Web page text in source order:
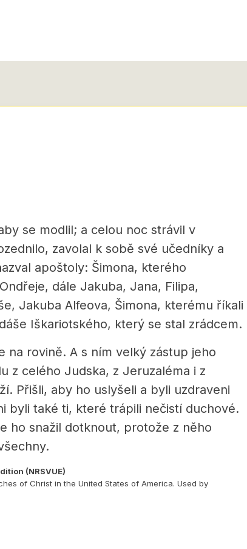
se modlil; a celou noc strávil v
zavolal k sobě své učedníky a
apoštoly: Šimona, kterého
dále Jakuba, Jana, Filipa,
Jakuba Alfeova, Šimona, kterému říkali
Iškariotského, který se stal zrádcem.
na rovině. A s ním velký zástup jeho
z celého Judska, z Jeruzaléma i z
Přišli, aby ho uslyšeli a byli uzdraveni
byli také ti, které trápili nečistí duchové.
ho snažil dotknout, protože z něho
(NRSVUE)
of Christ in the United States of America. Used by